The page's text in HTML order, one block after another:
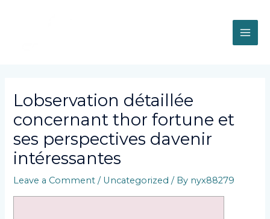
Lobservation détaillée
concernant thor fortune et
ses perspectives davenir
intéressantes
Leave a Comment / Uncategorized / By nyx88279